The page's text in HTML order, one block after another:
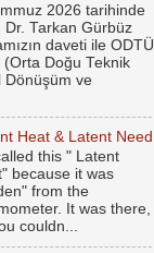
2026 tarihinde
Dr. Tarkan Gürbüz
daveti ile ODTÜ
(Orta Doğu Teknik
Dönüşüm ve
Heat & Latent Need
this " Latent
because it was
from the
It was there,
couldn...